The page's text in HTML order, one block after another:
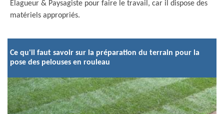
Elagueur & Paysagiste pour faire le travail, car il dispose des
matériels appropriés.
Ce qu'il faut savoir sur la préparation du terrain pour la
pose des pelouses en rouleau